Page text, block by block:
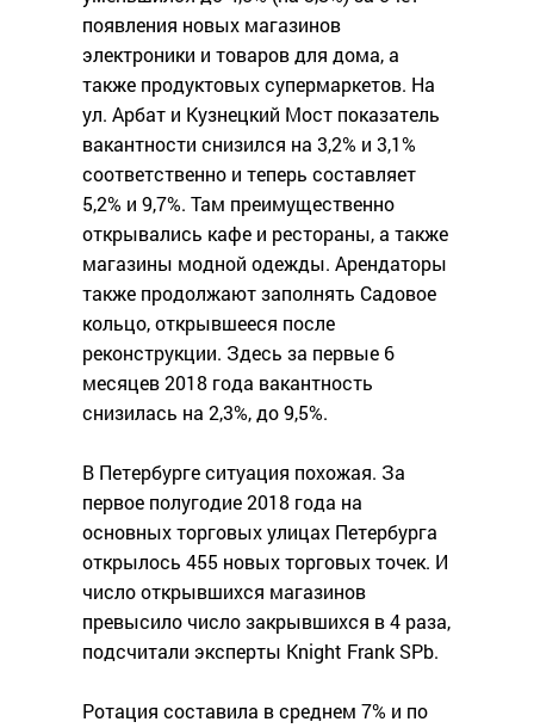
появления новых магазинов
электроники и товаров для дома, а
также продуктовых супермаркетов. На
ул. Арбат и Кузнецкий Мост показатель
вакантности снизился на 3,2% и 3,1%
соответственно и теперь составляет
5,2% и 9,7%. Там преимущественно
открывались кафе и рестораны, а также
магазины модной одежды. Арендаторы
также продолжают заполнять Садовое
кольцо, открывшееся после
реконструкции. Здесь за первые 6
месяцев 2018 года вакантность
снизилась на 2,3%, до 9,5%.
В Петербурге ситуация похожая. За
первое полугодие 2018 года на
основных торговых улицах Петербурга
открылось 455 новых торговых точек. И
число открывшихся магазинов
превысило число закрывшихся в 4 раза,
подсчитали эксперты Knight Frank SPb.
Ротация составила в среднем 7% и по